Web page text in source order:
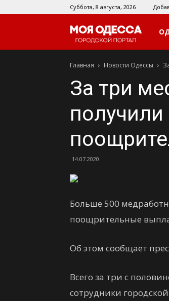
Суббота, 8 августа, 2026
Моя
Главная Новости Одессы
За три
14.07.2020
Больше 500
поощрительные
Об этом сообщает
Всего за три с
сотрудники